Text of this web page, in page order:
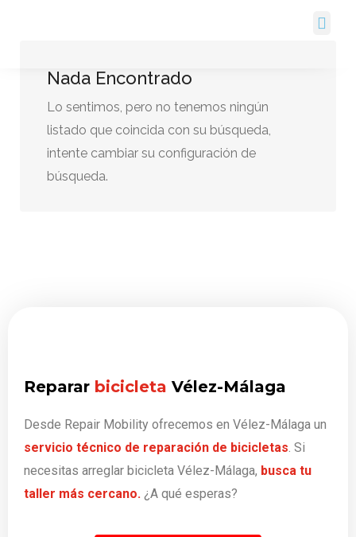
Nada Encontrado
Lo sentimos, pero no tenemos ningún
listado que coincida con su búsqueda,
intente cambiar su configuración de
búsqueda.
Reparar bicicleta Vélez-Málaga
Desde Repair Mobility ofrecemos en Vélez-Málaga un
servicio técnico de reparación de bicicletas. Si
necesitas arreglar bicicleta Vélez-Málaga, busca tu
taller más cercano. ¿A qué esperas?